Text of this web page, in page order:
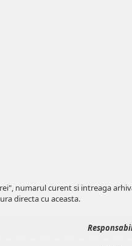
numarul curent si intreaga
directa cu aceasta.